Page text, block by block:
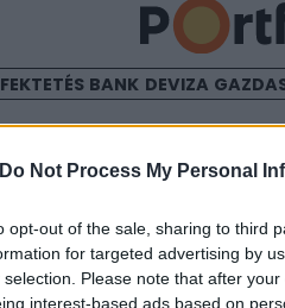
Do Not Process My Personal
opt-out of the sale, sharing to third
for targeted advertising by
Please note that after
interest-based ads based on
BANK DEVIZA